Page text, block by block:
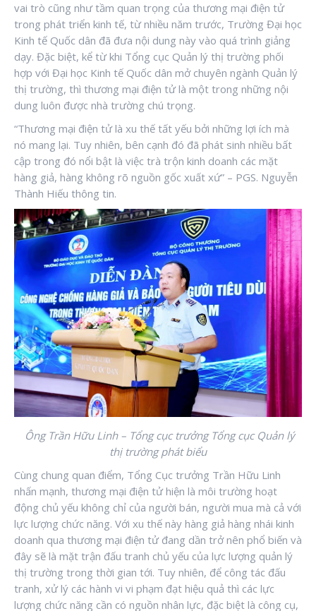
vai trò cũng như tầm quan trọng của thương mại điện tử
trong phát triển kinh tế, từ nhiều năm trước, Trường Đại học
Kinh tế Quốc dân đã đưa nội dung này vào quá trình giảng
dạy. Đặc biệt, kể từ khi Tổng cục Quản lý thị trường phối
hợp với Đại học Kinh tế Quốc dân mở chuyên ngành Quản lý
thị trường, thì thương mại điện tử là một trong những nội
dung luôn được nhà trường chú trọng.
“Thương mại điện tử là xu thế tất yếu bởi những lợi ích mà
nó mang lại. Tuy nhiên, bên cạnh đó đã phát sinh nhiều bất
cập trong đó nổi bật là việc trà trộn kinh doanh các mặt
hàng giả, hàng không rõ nguồn gốc xuất xứ” – PGS. Nguyễn
Thành Hiếu thông tin.
Ông Trần Hữu Linh – Tổng cục trưởng Tổng cục Quản lý
thị trường phát biểu
Cùng chung quan điểm, Tổng Cục trưởng Trần Hữu Linh
nhấn mạnh, thương mại điện tử hiện là môi trường hoạt
động chủ yếu không chỉ của người bán, người mua mà cả với
lực lượng chức năng. Với xu thế này hàng giả hàng nhái kinh
doanh qua thương mại điện tử đang dần trở nên phổ biến và
đây sẽ là mặt trận đấu tranh chủ yếu của lực lượng quản lý
thị trường trong thời gian tới. Tuy nhiên, để công tác đấu
tranh, xử lý các hành vi vi phạm đạt hiệu quả thì các lực
lượng chức năng cần có nguồn nhân lực, đặc biệt là công cụ,